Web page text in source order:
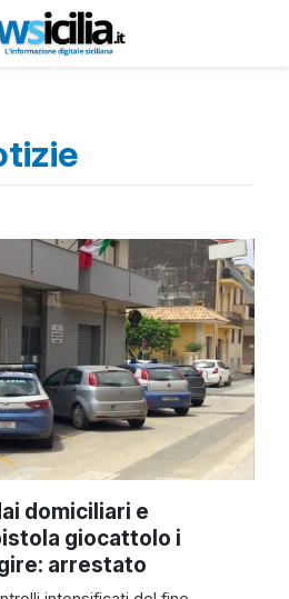
domiciliari e
giocattolo i
arrestato